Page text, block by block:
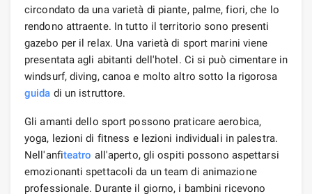
circondato da una varietà di piante, palme, fiori, che lo
rendono attraente. In tutto il territorio sono presenti
gazebo per il relax. Una varietà di sport marini viene
presentata agli abitanti dell'hotel. Ci si può cimentare in
windsurf, diving, canoa e molto altro sotto la rigorosa
guida di un istruttore.
Gli amanti dello sport possono praticare aerobica,
yoga, lezioni di fitness e lezioni individuali in palestra.
Nell'anfiteatro all'aperto, gli ospiti possono aspettarsi
emozionanti spettacoli da un team di animazione
professionale. Durante il giorno, i bambini ricevono